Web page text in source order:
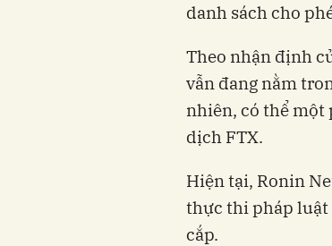
danh sách cho
Theo nhận định
vẫn đang nằm
nhiên, có thể một
dịch FTX.
Hiện tại, Ronin
thực thi pháp luật
cắp.